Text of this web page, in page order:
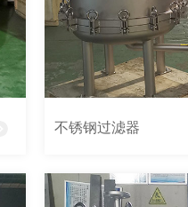
不锈钢过滤器